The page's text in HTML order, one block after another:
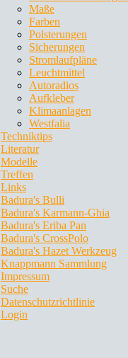
Maße
Farben
Polsterungen
Sicherungen
Stromlaufpläne
Leuchtmittel
Autoradios
Aufkleber
Klimaanlagen
Westfalia
Techniktips
Literatur
Modelle
Treffen
Links
Badura's Bulli
Badura's Karmann-Ghia
Badura's Eriba Pan
Badura's CrossPolo
Badura's Hazet Werkzeug
Knappmann Sammlung
Impressum
Suche
Datenschutzrichtlinie
Login